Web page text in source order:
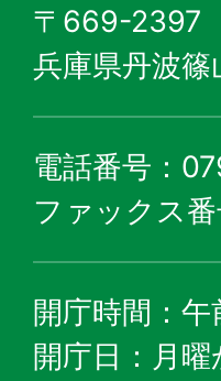
〒669-2397
兵庫県丹波篠
電話番号：
ファックス
開庁時間：
開庁日：月